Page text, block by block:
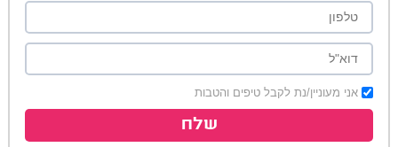
אני מעוניין/נת לקבל טיפים והטבות
שלח